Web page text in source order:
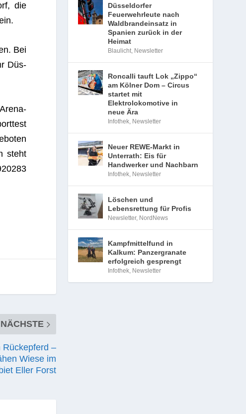
die
Bei
Düs­
steht
NÄCHSTE
Rückepferd –
Wiese im
Eller Forst
Düsseldorfer
Feuerwehrleute nach
Waldbrandeinsatz in
Spanien zurück in der
Heimat
Blaulicht, Newsletter
Roncalli tauft Lok „Zippo“
am Kölner Dom – Circus
startet mit
Elektrolokomotive in
neue Ära
Infothek, Newsletter
Neuer REWE-Markt in
Unterrath: Eis für
Handwerker und Nachbarn
Infothek, Newsletter
Löschen und
Lebensrettung für Profis
Newsletter, NordNews
Kampfmittelfund in
Kalkum: Panzergranate
erfolgreich gesprengt
Infothek, Newsletter